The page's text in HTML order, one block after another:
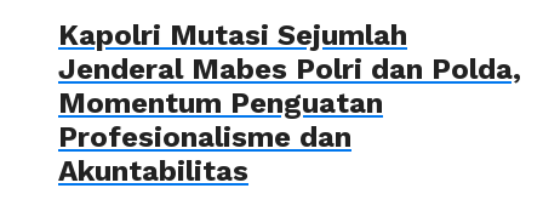
Kapolri Mutasi Sejumlah
Jenderal Mabes Polri dan Polda,
Momentum Penguatan
Profesionalisme dan
Akuntabilitas